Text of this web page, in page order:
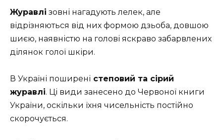
Журавлі зовні нагадують лелек, але
відрізняються від них формою дзьоба, довшою
шиєю, наявністю на голові яскраво забарвлених
ділянок голої шкіри.
В Україні поширені степовий та сірий
журавлі. Ці види занесено до Червоної книги
України, оскільки їхня чисельність постійно
скорочується.